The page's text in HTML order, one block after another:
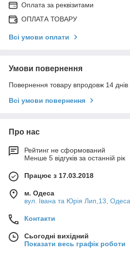
Оплата за реквізитами
ОПЛАТА ТОВАРУ
Всі умови оплати
Умови повернення
Повернення товару впродовж 14 днів
Всі умови повернення
Про нас
Рейтинг не сформований
Менше 5 відгуків за останній рік
Працює з 17.03.2018
м. Одеса
вул. Івана та Юрія Лип,13,
Контакти
Сьогодні вихідний
Показати весь графік роботи